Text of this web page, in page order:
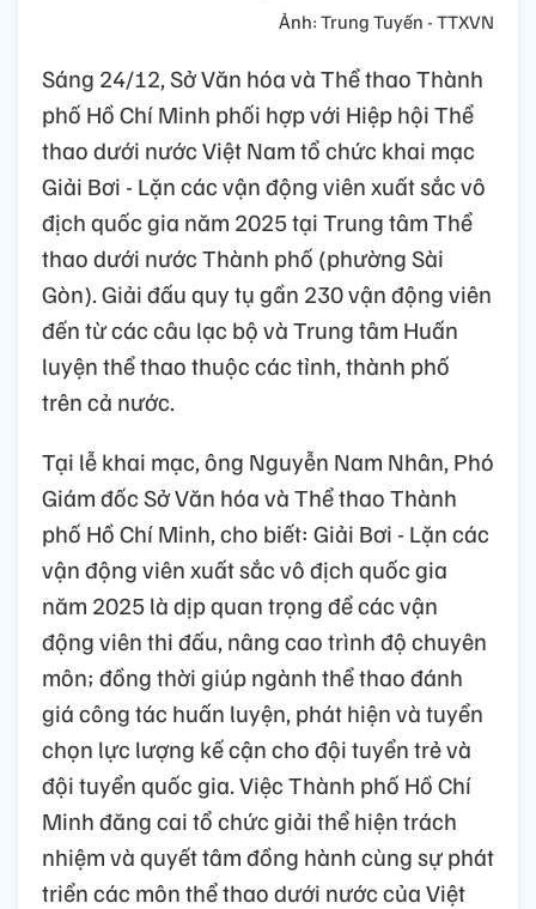
Ảnh: Trung Tuyến - TTXVN
Sáng 24/12, Sở Văn hóa và Thể thao Thành
phố Hồ Chí Minh phối hợp với Hiệp hội Thể
thao dưới nước Việt Nam tổ chức khai mạc
Giải Bơi - Lặn các vận động viên xuất sắc vô
địch quốc gia năm 2025 tại Trung tâm Thể
thao dưới nước Thành phố (phường Sài
Gòn). Giải đấu quy tụ gần 230 vận động viên
đến từ các câu lạc bộ và Trung tâm Huấn
luyện thể thao thuộc các tỉnh, thành phố
trên cả nước.
Tại lễ khai mạc, ông Nguyễn Nam Nhân, Phó
Giám đốc Sở Văn hóa và Thể thao Thành
phố Hồ Chí Minh, cho biết: Giải Bơi - Lặn các
vận động viên xuất sắc vô địch quốc gia
năm 2025 là dịp quan trọng để các vận
động viên thi đấu, nâng cao trình độ chuyên
môn; đồng thời giúp ngành thể thao đánh
giá công tác huấn luyện, phát hiện và tuyển
chọn lực lượng kế cận cho đội tuyển trẻ và
đội tuyển quốc gia. Việc Thành phố Hồ Chí
Minh đăng cai tổ chức giải thể hiện trách
nhiệm và quyết tâm đồng hành cùng sự phát
triển các môn thể thao dưới nước của Việt